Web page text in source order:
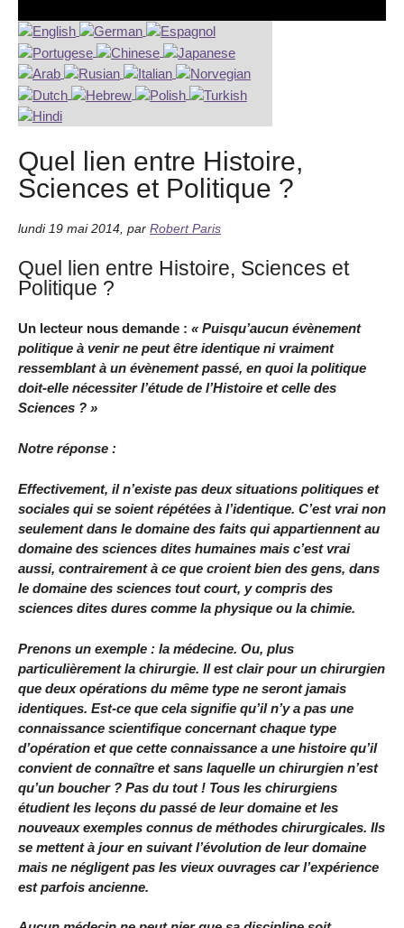
Quel lien entre Histoire,
Sciences et Politique ?
lundi 19 mai 2014 par Robert Paris
Quel lien entre Histoire, Sciences et
Politique ?
Un lecteur nous demande : « Puisqu’aucun évènement
politique à venir ne peut être identique ni vraiment
ressemblant à un évènement passé, en quoi la politique
doit-elle nécessiter l’étude de l’Histoire et celle des
Sciences ? »
Notre réponse :
Effectivement, il n’existe pas deux situations politiques et
sociales qui se soient répétées à l’identique. C’est vrai non
seulement dans le domaine des faits qui appartiennent au
domaine des sciences dites humaines mais c’est vrai
aussi, contrairement à ce que croient bien des gens, dans
le domaine des sciences tout court, y compris des
sciences dites dures comme la physique ou la chimie.
Prenons un exemple : la médecine. Ou, plus
particulièrement la chirurgie. Il est clair pour un chirurgien
que deux opérations du même type ne seront jamais
identiques. Est-ce que cela signifie qu’il n’y a pas une
connaissance scientifique concernant chaque type
d’opération et que cette connaissance a une histoire qu’il
convient de connaître et sans laquelle un chirurgien n’est
qu’un boucher ? Pas du tout ! Tous les chirurgiens
étudient les leçons du passé de leur domaine et les
nouveaux exemples connus de méthodes chirurgicales. Ils
se mettent à jour en suivant l’évolution de leur domaine
mais ne négligent pas les vieux ouvrages car l’expérience
est parfois ancienne.